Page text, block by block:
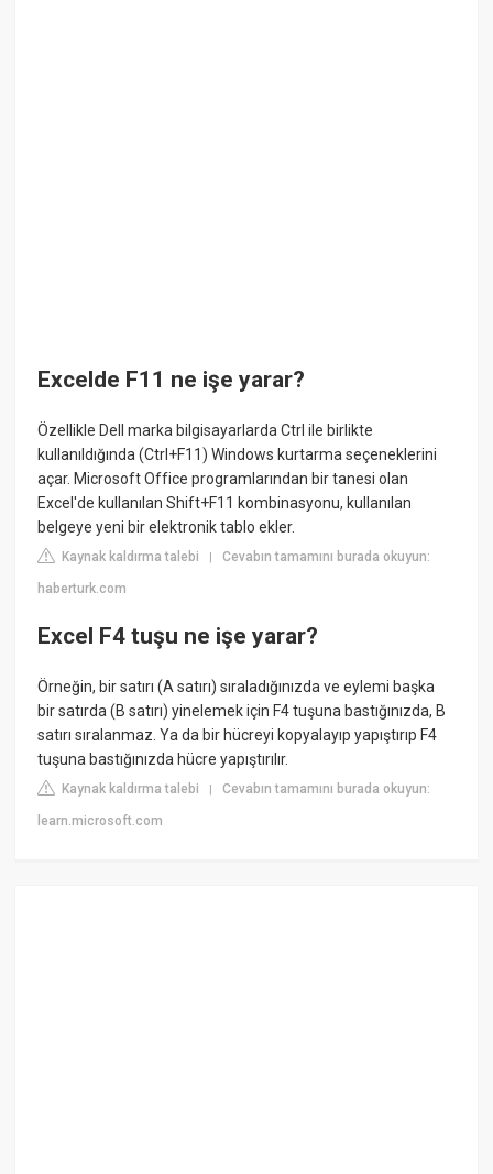
Excelde F11 ne işe yarar?
Özellikle Dell marka bilgisayarlarda Ctrl ile birlikte
kullanıldığında (Ctrl+F11) Windows kurtarma seçeneklerini
açar. Microsoft Office programlarından bir tanesi olan
Excel'de kullanılan Shift+F11 kombinasyonu, kullanılan
belgeye yeni bir elektronik tablo ekler.
Kaynak kaldırma talebi |Cevabın tamamını burada okuyun:
haberturk.com
Excel F4 tuşu ne işe yarar?
Örneğin, bir satırı (A satırı) sıraladığınızda ve eylemi başka
bir satırda (B satırı) yinelemek için F4 tuşuna bastığınızda, B
satırı sıralanmaz. Ya da bir hücreyi kopyalayıp yapıştırıp F4
tuşuna bastığınızda hücre yapıştırılır.
Kaynak kaldırma talebi |Cevabın tamamını burada okuyun:
learn.microsoft.com